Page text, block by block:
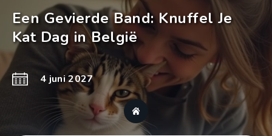
Een Gevierde Band: Knuffel Je
Kat Dag in België
4 juni 2027